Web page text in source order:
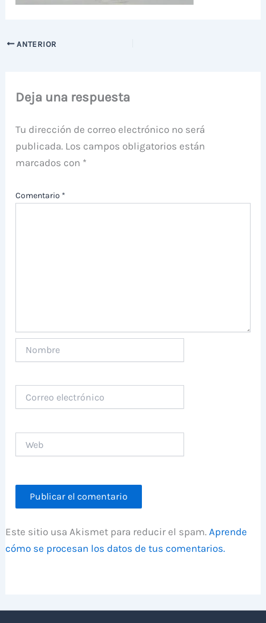
ANTERIOR
Deja una respuesta
Tu dirección de correo electrónico no será
publicada. Los campos obligatorios están
marcados con *
Comentario *
electrónico
Este sitio usa Akismet para reducir el spam.Aprende
cómo se procesan los datos de tus comentarios.